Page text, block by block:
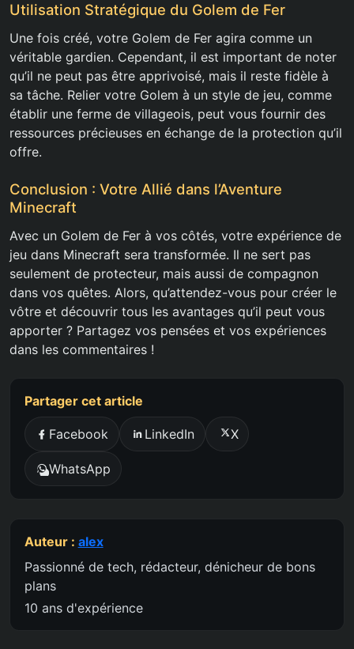
Utilisation Stratégique du Golem de Fer
Une fois créé, votre Golem de Fer agira comme un
véritable gardien. Cependant, il est important de noter
qu’il ne peut pas être apprivoisé, mais il reste fidèle à
sa tâche. Relier votre Golem à un style de jeu, comme
établir une ferme de villageois, peut vous fournir des
ressources précieuses en échange de la protection qu’il
offre.
Conclusion : Votre Allié dans l’Aventure
Minecraft
Avec un Golem de Fer à vos côtés, votre expérience de
jeu dans Minecraft sera transformée. Il ne sert pas
seulement de protecteur, mais aussi de compagnon
dans vos quêtes. Alors, qu’attendez-vous pour créer le
vôtre et découvrir tous les avantages qu’il peut vous
apporter ? Partagez vos pensées et vos expériences
dans les commentaires !
Partager cet article
Facebook LinkedIn X
WhatsApp
Auteur : alex
Passionné de tech, rédacteur, dénicheur de bons
plans
10 ans d'expérience